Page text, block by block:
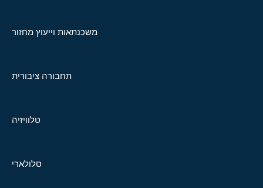
משכנתאות וייעוץ מחזור
תחבורה ציבורית
טלוויזיה
סלולארי